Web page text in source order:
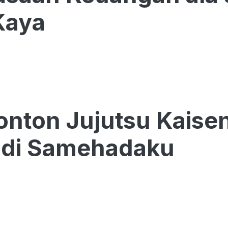
Jujutsu
Samehadaku